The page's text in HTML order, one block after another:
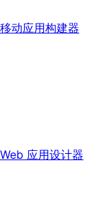
移动应用构建器
Web 应用设计器